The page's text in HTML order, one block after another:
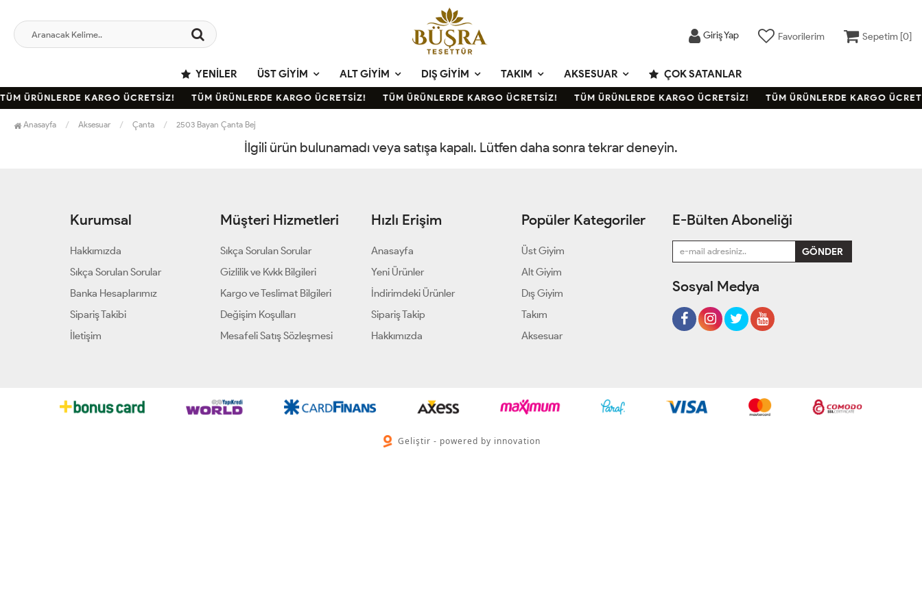
Giriş Yap Favorilerim Sepetim [0]
YENILER ÜST GIYIM ALT GIYIM DIŞ GIYIM TAKIM AKSESUAR ÇOK SATANLAR
ÜRÜNLERDE KARGO ÜCRETSİZ! TÜM ÜRÜNLERDE KARGO ÜCRETSİZ! TÜM ÜRÜNLERDE KARGO ÜCRETSİZ! TÜM ÜRÜNLERDE KARGO ÜCRETSİZ! TÜM ÜRÜNLERDE KARGO
Anasayfa Aksesuar Çanta 2503 Bayan Çanta Bej
İlgili ürün bulunamadı veya satışa kapalı. Lütfen daha sonra tekrar deneyin.
Kurumsal
Hakkımızda
Sıkça Sorulan Sorular
Banka Hesaplarımız
Sipariş Takibi
İletişim
Müşteri Hizmetleri
Sıkça Sorulan Sorular
Gizlilik ve Kvkk Bilgileri
Kargo ve Teslimat Bilgileri
Değişim Koşulları
Mesafeli Satış Sözleşmesi
Hızlı Erişim
Anasayfa
Yeni Ürünler
İndirimdeki Ürünler
Sipariş Takip
Hakkımızda
Popüler Kategoriler
Üst Giyim
Alt Giyim
Dış Giyim
Takım
Aksesuar
E-Bülten Aboneliği
Sosyal Medya
Geliştir - powered by innovation